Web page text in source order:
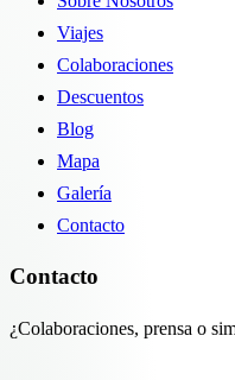
Viajes
Colaboraciones
Descuentos
Blog
Mapa
Galería
Contacto
Contacto
¿Colaboraciones, prensa o